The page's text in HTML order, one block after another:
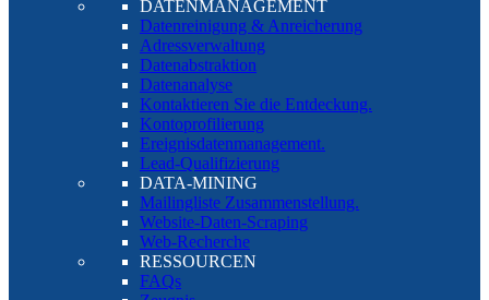
DATENMANAGEMENT
Datenreinigung & Anreicherung
Adressverwaltung
Datenabstraktion
Datenanalyse
Kontaktieren Sie die Entdeckung.
Kontoprofilierung
Ereignisdatenmanagement.
Lead-Qualifizierung
DATA-MINING
Mailingliste Zusammenstellung.
Website-Daten-Scraping
Web-Recherche
RESSOURCEN
FAQs